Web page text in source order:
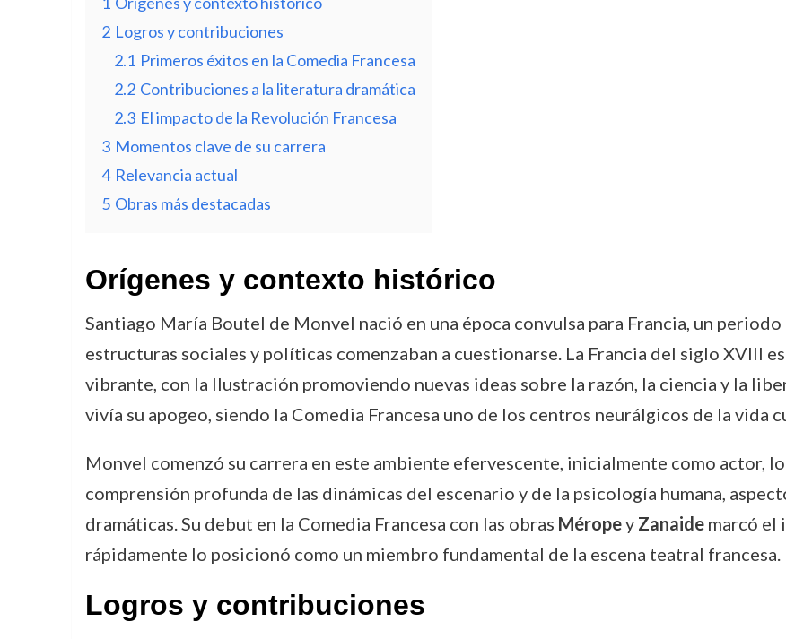
2 Logros y contribuciones
2.1 Primeros éxitos en la Comedia Francesa
2.2 Contribuciones a la literatura dramática
2.3 El impacto de la Revolución Francesa
3 Momentos clave de su carrera
4 Relevancia actual
5 Obras más destacadas
Orígenes y contexto histórico
Santiago María Boutel de Monvel nació en una época convulsa para Francia, un
estructuras sociales y políticas comenzaban a cuestionarse. La Francia del siglo XVIII
vibrante, con la Ilustración promoviendo nuevas ideas sobre la razón, la ciencia y la
vivía su apogeo, siendo la Comedia Francesa uno de los centros neurálgicos de la vida
Monvel comenzó su carrera en este ambiente efervescente, inicialmente como actor,
comprensión profunda de las dinámicas del escenario y de la psicología humana,
dramáticas. Su debut en la Comedia Francesa con las obras Méropey Zanaidemarcó el
rápidamente lo posicionó como un miembro fundamental de la escena teatral francesa.
Logros y contribuciones